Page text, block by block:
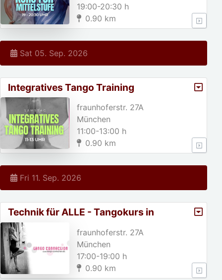
19:00-20:30 h
0.90 km
Sat 05. Sep. 2026
Integratives Tango Training
fraunhoferstr. 27A
München
11:00-13:00 h
0.90 km
Fri 11. Sep. 2026
Technik für ALLE - Tangokurs in
München
fraunhoferstr. 27A
München
17:00-19:00 h
0.90 km